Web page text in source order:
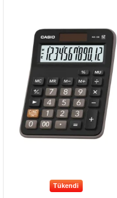
Tükendi